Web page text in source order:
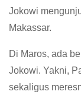
Jokowi
Makassar.
Di Maros, ada
Jokowi. Yakni,
sekaligus